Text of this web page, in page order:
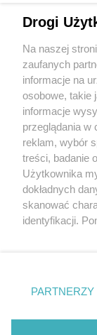
Wydawca mediów
Nie zapomnij
zapoznać się z:
Twojemiasto
Piekary Śląskie
Chorzów
Tarnowskie Góry
Gliwice
Drogi
Na naszej
zaufanych
informacje na
osobowe, takie
informacje
przeglądania w
reklam, wybór
treści, badanie
Użytkownika
dokładnych
skanować
identyfikacji.
prywatności
. Niektóre
zgody
takiemu
PARTNERZY